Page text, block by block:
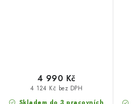
4 124 Kč bez DPH
4 990 Kč